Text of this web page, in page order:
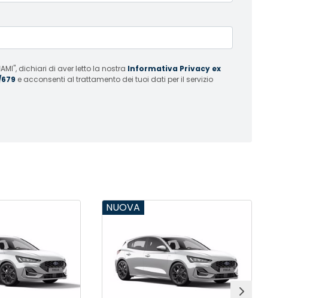
dichiari di aver letto la nostra Informativa Privacy ex
e acconsenti al trattamento dei tuoi dati per il servizio
NUOVA